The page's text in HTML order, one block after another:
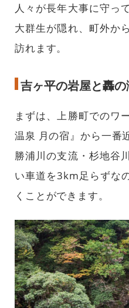
人々が長年大事に守っ
大群生が隠れ、町外か
訪れます。
吉ヶ平の岩屋と轟
まずは、上勝町でのワ
温泉 月の宿』から一番
勝浦川の支流・杉地谷
い車道を3km足らずな
くことができます。